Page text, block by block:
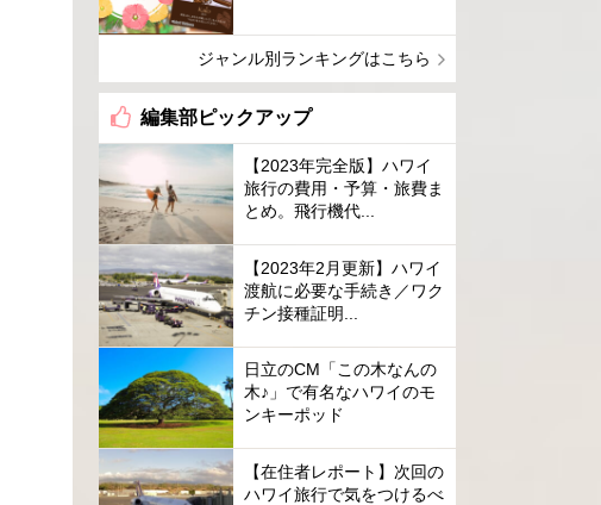
ジャンル別ランキングはこちら
編集部ピックアップ
【2023年完全版】ハワイ
旅行の費用・予算・旅費ま
とめ。飛行機代...
【2023年2月更新】ハワイ
渡航に必要な手続き／ワク
チン接種証明...
日立のCM「この木なんの
木♪」で有名なハワイのモ
ンキーポッド
【在住者レポート】次回の
ハワイ旅行で気をつけるべ